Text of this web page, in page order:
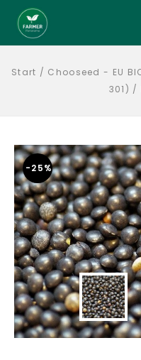
Start / Chooseed - EU
301) /
-25%